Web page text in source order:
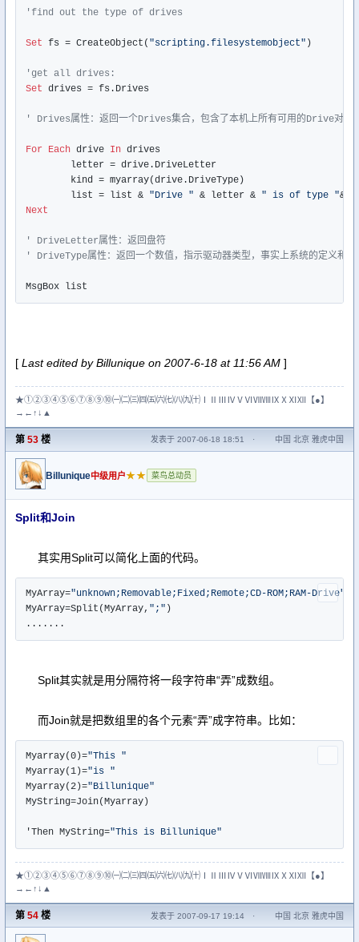
'find out the type of drives
Set fs = CreateObject( "scripting.filesystemobject" )
'get all drives:
Set drives = fs.Drives
' Drives属性：返回一个Drives集合，包含了本机上所有可用的Drive对象
For Each drive In drives
	list = list &
"Drive " & letter & " is of type "
Next
' DriveLetter属性：返回盘符
' DriveType属性：返回一个数值，指示驱动器类型，事实上系统的定义和该
MsgBox list
[ Last edited by Billunique on 2007-6-18 at 11:56 AM ]
★①②③④⑤⑥⑦⑧⑨⑩㈠㈡㈢㈣㈤㈥㈦㈧㈨㈩ⅠⅡⅢⅣⅤⅥⅦⅧⅨⅩⅪⅫ【●】
→←↑↓▲
第 53 楼 发表于 2007-06-18 18:51 · 中国 北京 雅虎中国
Billunique中级用户★★ 菜鸟总动员
Split和Join
其实用Split可以简化上面的代码。
MyArray="unknown;Removable;Fixed;Remote;CD-ROM;RAM-Drive"
MyArray=Split(MyArray, ";" )
.......
Split其实就是用分隔符将一段字符串“弄”成数组。
而Join就是把数组里的各个元素“弄”成字符串。比如：
Myarray(0)="This "
Myarray(1)="is "
Myarray(2)="Billunique"
MyString=Join(Myarray)
'Then MyString="This is Billunique"
★①②③④⑤⑥⑦⑧⑨⑩㈠㈡㈢㈣㈤㈥㈦㈧㈨㈩ⅠⅡⅢⅣⅤⅥⅦⅧⅨⅩⅪⅫ【●】
→←↑↓▲
第 54 楼 发表于 2007-09-17 19:14 · 中国 北京 雅虎中国